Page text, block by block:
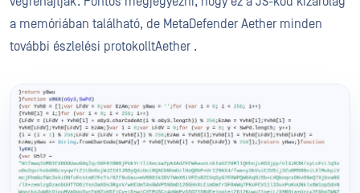
a memóriában található, de MetaDefender Aether minden
további észlelési protokolltAether .